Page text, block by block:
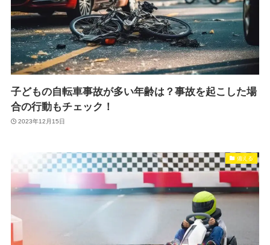
子どもの自転車事故が多い年齢は？事故を起こした場
合の行動もチェック！
2023年12月15日
備える